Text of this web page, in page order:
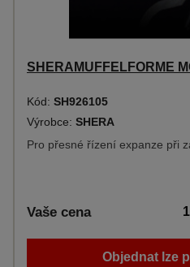
SHERAMUFFELFORME
Kód: SH926105
Výrobce: SHERA
Pro přesné řízení expanze při
Vaše cena
Objednat lze